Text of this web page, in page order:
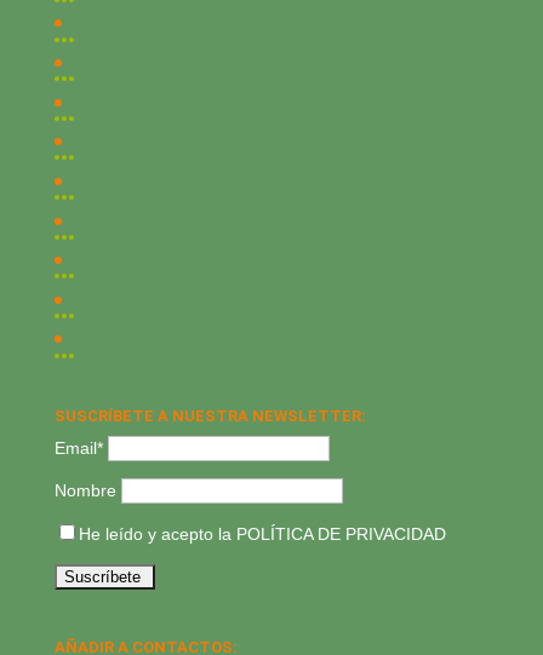
SUSCRÍBETE A NUESTRA NEWSLETTER:
Email*
Nombre
He leído y acepto la POLÍTICA DE PRIVACIDAD
AÑADIR A CONTACTOS: